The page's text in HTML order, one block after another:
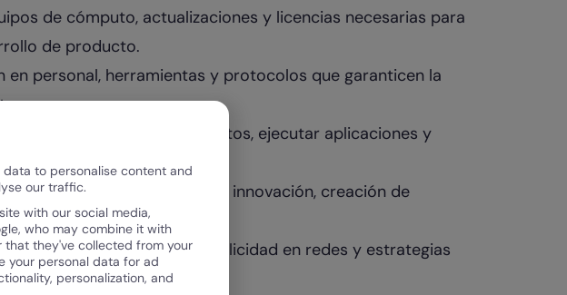
de cómputo, actualizaciones y licencias necesarias para
de producto.
en personal, herramientas y protocolos que garanticen la
recurrentes para alojar datos, ejecutar aplicaciones y
(I+D): recursos destinados a innovación, creación de
: campañas digitales, SEO, publicidad en redes y estrategias
data to personalise content and
our traffic.
with our social media,
who may combine it with
they've collected from your
your personal data for ad
personalization, and